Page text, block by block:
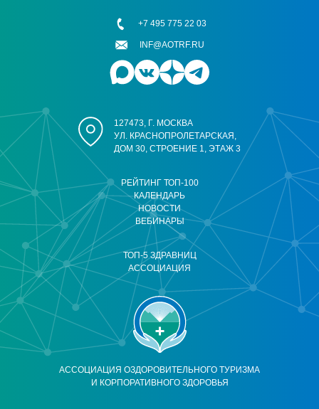
АССОЦИАЦИЯ ОЗДОРОВИТЕЛЬНОГО ТУРИЗМА
И КОРПОРАТИВНОГО ЗДОРОВЬЯ
РЕЙТИНГ ТОП-100
КАЛЕНДАРЬ
НОВОСТИ
ВЕБИНАРЫ
ТОП-5 ЗДРАВНИЦ
АССОЦИАЦИЯ
127473, Г. МОСКВА
УЛ. КРАСНОПРОЛЕТАРСКАЯ,
ДОМ 30, СТРОЕНИЕ 1, ЭТАЖ 3
+7 495 775 22 03
INF@AOTRF.RU